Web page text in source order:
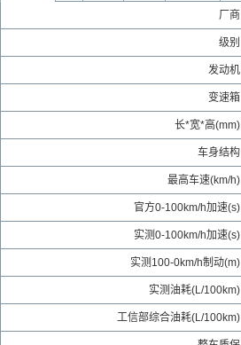
厂商
级别
发动机
变速箱
长*宽*高(mm)
车身结构
最高车速(km/h)
官方0-100km/h加速(s)
实测0-100km/h加速(s)
实测100-0km/h制动(m)
实测油耗(L/100km)
工信部综合油耗(L/100km)